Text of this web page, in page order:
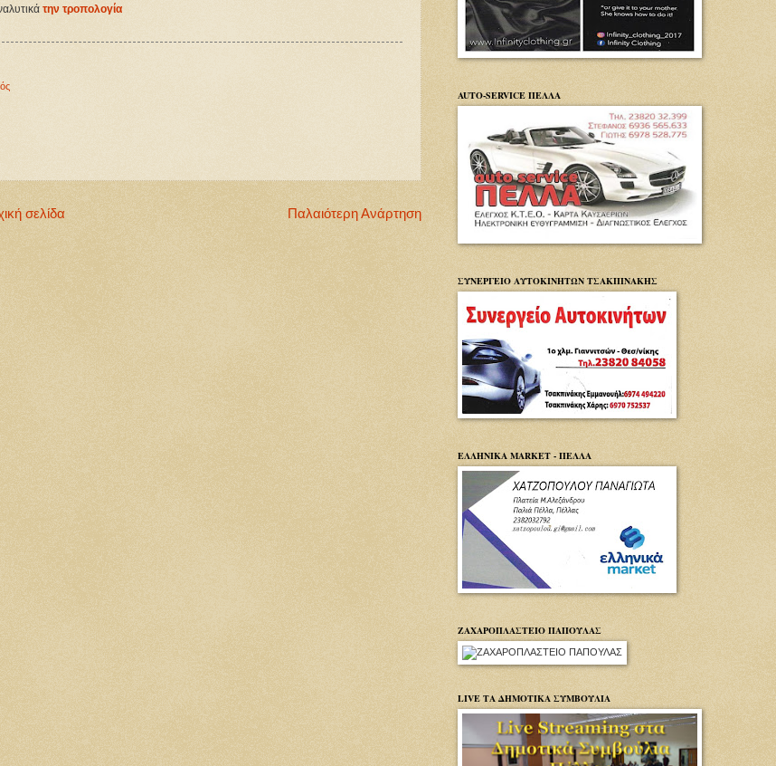
την τροπολογία
Παλαιότερη Ανάρτηση
σελίδα
AUTO-SERVICE ΠΕΛΛΑ
ΣΥΝΕΡΓΕΙΟ ΑΥΤΟΚΙΝΗΤΩΝ ΤΣΑΚΠΙΝΑΚΗΣ
ΕΛΛΗΝΙΚΑ MARKET - ΠΕΛΛΑ
ΖΑΧΑΡΟΠΛΑΣΤΕΙΟ ΠΑΠΟΥΛΑΣ
LIVE ΤΑ ΔΗΜΟΤΙΚΑ ΣΥΜΒΟΥΛΙΑ